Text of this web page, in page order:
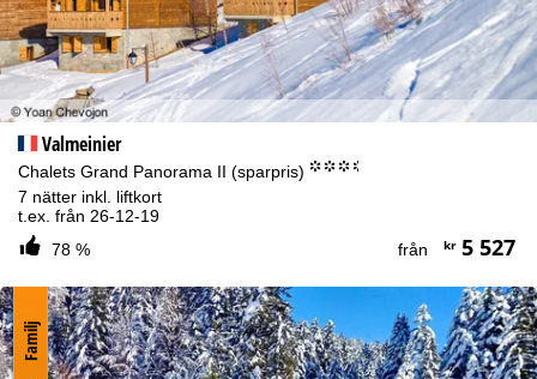
Valmeinier
Chalets Grand Panorama II (sparpris) °°°.
7 nätter inkl. liftkort
t.ex. från 26-12-19
78 %
från kr5 527
Familj